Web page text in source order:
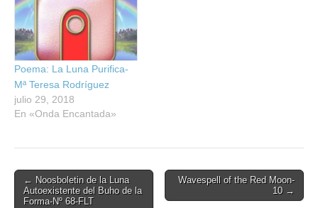
Poema: La Luna Purifica-
Mª Teresa Rodríguez
julio 29, 2018
En «Onda Encantada»
Post
navigation
← Noosboletin de la Luna
Autoexistente del Buho de la
Forma-Nº 68-FLT
Wavespell of the Red Moon-
10 →